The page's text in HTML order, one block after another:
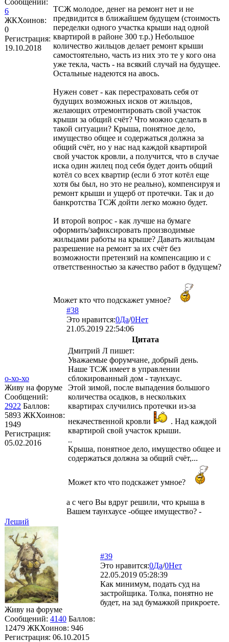
6
ЖКХоинов:
0
Регистрация:
19.10.2018
ТСЖ молодое, денег на ремонт нет и не
предвидится в ближайшем будущем (стоимость
переделки одного участка крыши над одной
квартирой в районе 300 т.р.) Небольшое
количество жильцов делает ремонт крыши
самостоятельно, часть из них это те у кого она
уже текла, часть - на всякий случай на будущее.
Остальные надеются на авось.
Нужен совет - как перестраховать себя от
будущих возможных исков от жильцов,
желающих отремонтировать свой участок
крыши за общий счёт? Что можно сделать в
такой ситуации? Крыша, понятное дело,
имущество общее и содержаться должна за
общий счёт, но у нас над каждой квартирой
свой участок кровли, а получится, что в случае
иска один жилец под себя будет доить общий
котёл со всех квартир (если б этот котёл еще
хотя бы был, но это не реально), компенсируя и
ремонт крыши и ущерб от протечки. Так и до
банкротства ТСЖ дойти легко можно будет.
И второй вопрос - как лучше на бумаге
оформить/зафиксировать производимые
жильцами работы на крыше? Давать жильцам
разрешение на ремонт за их счёт без
возможности претензий на компенсацию и с
ответственностью за качество работ в будущем?
Может кто что подскажет умное?
о-хо-хо
Живу на форуме
Сообщений:
2922 Баллов:
5893 ЖКХоинов:
1949
Регистрация:
05.02.2016
#38
Это нравится:0Да/0Нет
21.05.2019 22:54:06
Цитата
Дмитрий Л пишет:
Уважаемые форумчане, добрый день.
Наше ТСЖ имеет в управлении
сблокированный дом - таунхаус.
Этой зимой, после выпадения большого
количества осадков, в нескольких
квартирах случились протечки из-за
некачественной кровли
. Над каждой
квартирой свой участок крыши.
..
Крыша, понятное дело, имущество общее и
содержаться должна за общий счёт,...
Может кто что подскажет умное?
а с чего Вы вдруг решили, что крыша в
Вашем таунхаусе -общее имущество? -
Леший
Живу на форуме
Сообщений: 4140 Баллов:
12479 ЖКХоинов: 946
Регистрация: 06.10.2015
#39
Это нравится:0Да/0Нет
22.05.2019 05:28:39
Как минимум, подать суд на
застройщика. Толка, понятно не
будет, на зад бумажкой прикроете.